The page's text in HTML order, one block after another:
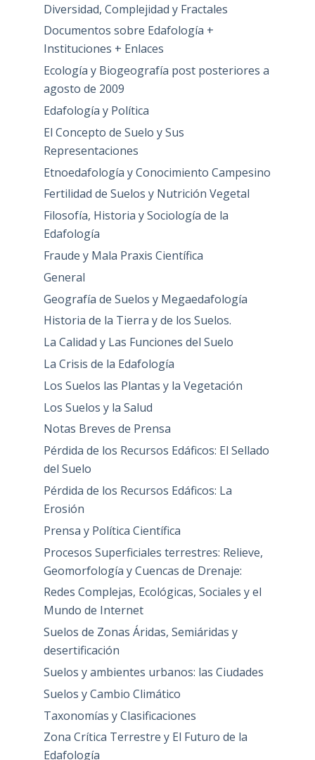
Diversidad, Complejidad y Fractales
Documentos sobre Edafología +
Instituciones + Enlaces
Ecología y Biogeografía post posteriores a
agosto de 2009
Edafología y Política
El Concepto de Suelo y Sus
Representaciones
Etnoedafología y Conocimiento Campesino
Fertilidad de Suelos y Nutrición Vegetal
Filosofía, Historia y Sociología de la
Edafología
Fraude y Mala Praxis Científica
General
Geografía de Suelos y Megaedafología
Historia de la Tierra y de los Suelos.
La Calidad y Las Funciones del Suelo
La Crisis de la Edafología
Los Suelos las Plantas y la Vegetación
Los Suelos y la Salud
Notas Breves de Prensa
Pérdida de los Recursos Edáficos: El Sellado
del Suelo
Pérdida de los Recursos Edáficos: La
Erosión
Prensa y Política Científica
Procesos Superficiales terrestres: Relieve,
Geomorfología y Cuencas de Drenaje:
Redes Complejas, Ecológicas, Sociales y el
Mundo de Internet
Suelos de Zonas Áridas, Semiáridas y
desertificación
Suelos y ambientes urbanos: las Ciudades
Suelos y Cambio Climático
Taxonomías y Clasificaciones
Zona Crítica Terrestre y El Futuro de la
Edafología